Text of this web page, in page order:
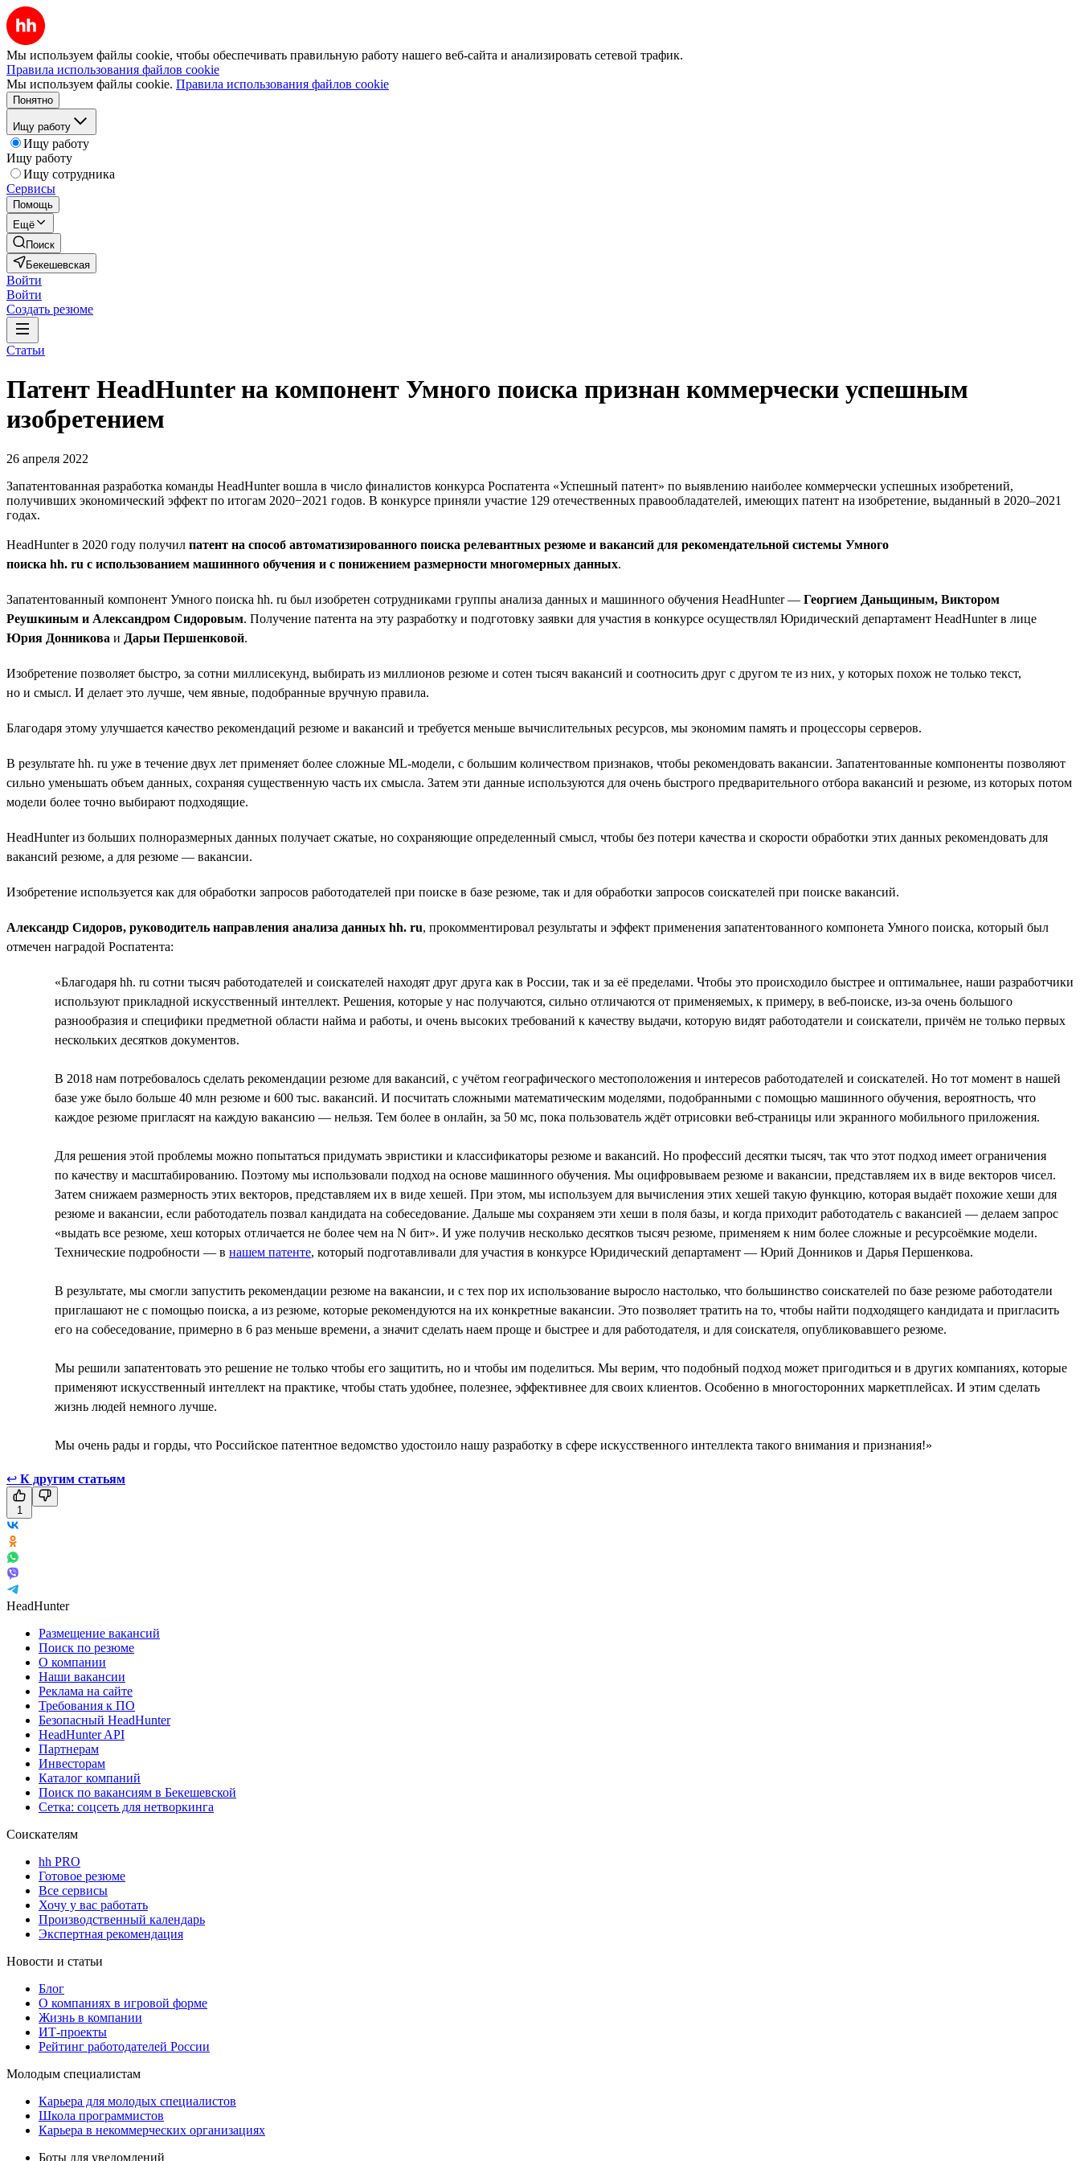
Мы используем файлы cookie, чтобы обеспечивать правильную работу нашего веб-сайта и анализировать сетевой трафик.
Правила использования файлов cookie
Мы используем файлы cookie. Правила использования файлов cookie
Понятно
Ищу работу
Ищу работу
Ищу работу
Ищу сотрудника
Сервисы
Помощь
Ещё
Поиск
Бекешевская
Войти
Войти
Создать резюме
Статьи
Патент HeadHunter на компонент Умного поиска признан коммерчески успешным
изобретением
26 апреля 2022
Запатентованная разработка команды HeadHunter вошла в число финалистов конкурса Роспатента «Успешный патент» по выявлению наиболее коммерчески успешных изобретений,
получивших экономический эффект по итогам 2020−2021 годов. В конкурсе приняли участие 129 отечественных правообладателей, имеющих патент на изобретение, выданный в 2020–2021
годах.
HeadHunter в 2020 году получил патент на способ автоматизированного поиска релевантных резюме и вакансий для рекомендательной системы Умного
поиска hh. ru с использованием машинного обучения и с понижением размерности многомерных данных.
Запатентованный компонент Умного поиска hh. ru был изобретен сотрудниками группы анализа данных и машинного обучения HeadHunter — Георгием Даньщиным, Виктором
Реушкиным и Александром Сидоровым. Получение патента на эту разработку и подготовку заявки для участия в конкурсе осуществлял Юридический департамент HeadHunter в лице
Юрия Донникова и Дарьи Першенковой.
Изобретение позволяет быстро, за сотни миллисекунд, выбирать из миллионов резюме и сотен тысяч вакансий и соотносить друг с другом те из них, у которых похож не только текст,
но и смысл. И делает это лучше, чем явные, подобранные вручную правила.
Благодаря этому улучшается качество рекомендаций резюме и вакансий и требуется меньше вычислительных ресурсов, мы экономим память и процессоры серверов.
В результате hh. ru уже в течение двух лет применяет более сложные ML-модели, с большим количеством признаков, чтобы рекомендовать вакансии. Запатентованные компоненты позволяют
сильно уменьшать объем данных, сохраняя существенную часть их смысла. Затем эти данные используются для очень быстрого предварительного отбора вакансий и резюме, из которых потом
модели более точно выбирают подходящие.
HeadHunter из больших полноразмерных данных получает сжатые, но сохраняющие определенный смысл, чтобы без потери качества и скорости обработки этих данных рекомендовать для
вакансий резюме, а для резюме — вакансии.
Изобретение используется как для обработки запросов работодателей при поиске в базе резюме, так и для обработки запросов соискателей при поиске вакансий.
Александр Сидоров, руководитель направления анализа данных hh. ru, прокомментировал результаты и эффект применения запатентованного компонета Умного поиска, который был
отмечен наградой Роспатента:
«Благодаря hh. ru сотни тысяч работодателей и соискателей находят друг друга как в России, так и за её пределами. Чтобы это происходило быстрее и оптимальнее, наши разработчики
используют прикладной искусственный интеллект. Решения, которые у нас получаются, сильно отличаются от применяемых, к примеру, в веб-поиске, из-за очень большого
разнообразия и специфики предметной области найма и работы, и очень высоких требований к качеству выдачи, которую видят работодатели и соискатели, причём не только первых
нескольких десятков документов.
В 2018 нам потребовалось сделать рекомендации резюме для вакансий, с учётом географического местоположения и интересов работодателей и соискателей. Но тот момент в нашей
базе уже было больше 40 млн резюме и 600 тыс. вакансий. И посчитать сложными математическим моделями, подобранными с помощью машинного обучения, вероятность, что
каждое резюме пригласят на каждую вакансию — нельзя. Тем более в онлайн, за 50 мс, пока пользователь ждёт отрисовки веб-страницы или экранного мобильного приложения.
Для решения этой проблемы можно попытаться придумать эвристики и классификаторы резюме и вакансий. Но профессий десятки тысяч, так что этот подход имеет ограничения
по качеству и масштабированию. Поэтому мы использовали подход на основе машинного обучения. Мы оцифровываем резюме и вакансии, представляем их в виде векторов чисел.
Затем снижаем размерность этих векторов, представляем их в виде хешей. При этом, мы используем для вычисления этих хешей такую функцию, которая выдаёт похожие хеши для
резюме и вакансии, если работодатель позвал кандидата на собеседование. Дальше мы сохраняем эти хеши в поля базы, и когда приходит работодатель с вакансией — делаем запрос
«выдать все резюме, хеш которых отличается не более чем на N бит». И уже получив несколько десятков тысяч резюме, применяем к ним более сложные и ресурсоёмкие модели.
Технические подробности — в нашем патенте, который подготавливали для участия в конкурсе Юридический департамент — Юрий Донников и Дарья Першенкова.
В результате, мы смогли запустить рекомендации резюме на вакансии, и с тех пор их использование выросло настолько, что большинство соискателей по базе резюме работодатели
приглашают не с помощью поиска, а из резюме, которые рекомендуются на их конкретные вакансии. Это позволяет тратить на то, чтобы найти подходящего кандидата и пригласить
его на собеседование, примерно в 6 раз меньше времени, а значит сделать наем проще и быстрее и для работодателя, и для соискателя, опубликовавшего резюме.
Мы решили запатентовать это решение не только чтобы его защитить, но и чтобы им поделиться. Мы верим, что подобный подход может пригодиться и в других компаниях, которые
применяют искусственный интеллект на практике, чтобы стать удобнее, полезнее, эффективнее для своих клиентов. Особенно в многосторонних маркетплейсах. И этим сделать
жизнь людей немного лучше.
Мы очень рады и горды, что Российское патентное ведомство удостоило нашу разработку в сфере искусственного интеллекта такого внимания и признания!»
↩ К другим статьям
1
HeadHunter
Размещение вакансий
Поиск по резюме
О компании
Наши вакансии
Реклама на сайте
Требования к ПО
Безопасный HeadHunter
HeadHunter API
Партнерам
Инвесторам
Каталог компаний
Поиск по вакансиям в Бекешевской
Сетка: соцсеть для нетворкинга
Соискателям
hh PRO
Готовое резюме
Все сервисы
Хочу у вас работать
Производственный календарь
Экспертная рекомендация
Новости и статьи
Блог
О компаниях в игровой форме
Жизнь в компании
ИТ-проекты
Рейтинг работодателей России
Молодым специалистам
Карьера для молодых специалистов
Школа программистов
Карьера в некоммерческих организациях
Боты для уведомлений